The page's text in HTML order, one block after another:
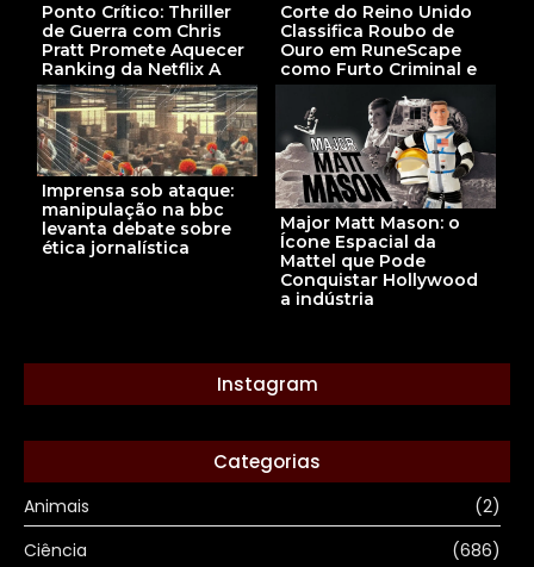
Ponto Crítico: Thriller
de Guerra com Chris
Pratt Promete Aquecer
Ranking da Netflix A
Corte do Reino Unido
Classifica Roubo de
Ouro em RuneScape
como Furto Criminal e
Imprensa sob ataque:
manipulação na bbc
levanta debate sobre
ética jornalística
Major Matt Mason: o
Ícone Espacial da
Mattel que Pode
Conquistar Hollywood
a indústria
Instagram
Categorias
Animais
(2)
Ciência
(686)